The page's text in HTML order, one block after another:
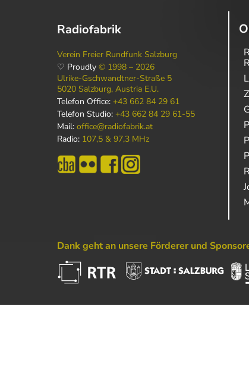
Radiofabrik
Verein Freier Rundfunk Salzburg
♡ Proudly © 1998 – 2026
Ulrike-Gschwandtner-Straße 5
5020 Salzburg, Austria E.U.
Telefon Office: +43 662 84 29 61
Telefon Studio: +43 662 84 29 61-55
Mail: office@radiofabrik.at
Radio: 107,5 & 97,3 MHz
Dank geht an unsere Förderer und